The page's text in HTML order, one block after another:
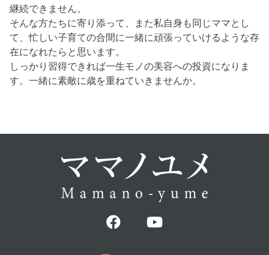
継続できません。
そんな方たちに寄り添って、また私自身も同じママとし
て、忙しい子育ての合間に一緒に頑張っていけるような存
在になれたらと思います。
しっかり習得できれば一生モノの美容への投資になりま
す。一緒に素敵に歳を重ねていきませんか。